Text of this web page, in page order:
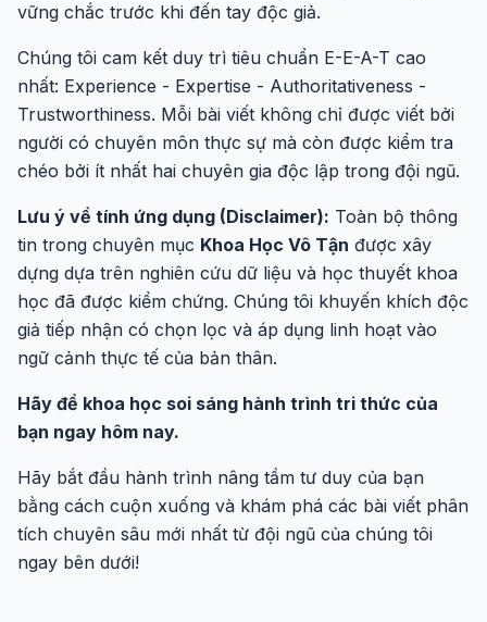
vững chắc trước khi đến tay độc giả.
Chúng tôi cam kết duy trì tiêu chuẩn E-E-A-T cao
nhất: Experience - Expertise - Authoritativeness -
Trustworthiness. Mỗi bài viết không chỉ được viết bởi
người có chuyên môn thực sự mà còn được kiểm tra
chéo bởi ít nhất hai chuyên gia độc lập trong đội ngũ.
Lưu ý về tính ứng dụng (Disclaimer): Toàn bộ thông
tin trong chuyên mục Khoa Học Vô Tận được xây
dựng dựa trên nghiên cứu dữ liệu và học thuyết khoa
học đã được kiểm chứng. Chúng tôi khuyến khích độc
giả tiếp nhận có chọn lọc và áp dụng linh hoạt vào
ngữ cảnh thực tế của bản thân.
Hãy để khoa học soi sáng hành trình tri thức của
bạn ngay hôm nay.
Hãy bắt đầu hành trình nâng tầm tư duy của bạn
bằng cách cuộn xuống và khám phá các bài viết phân
tích chuyên sâu mới nhất từ đội ngũ của chúng tôi
ngay bên dưới!